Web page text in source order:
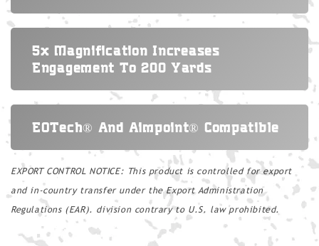
5x Magnification Increases
Engagement To 200 Yards
EOTech® And Aimpoint® Compatible
EXPORT CONTROL NOTICE: This product is controlled for export
and in-country transfer under the Export Administration
Regulations (EAR). division contrary to U.S. law prohibited.